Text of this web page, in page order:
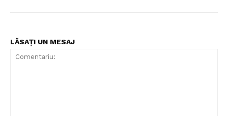
LĂSAȚI UN MESAJ